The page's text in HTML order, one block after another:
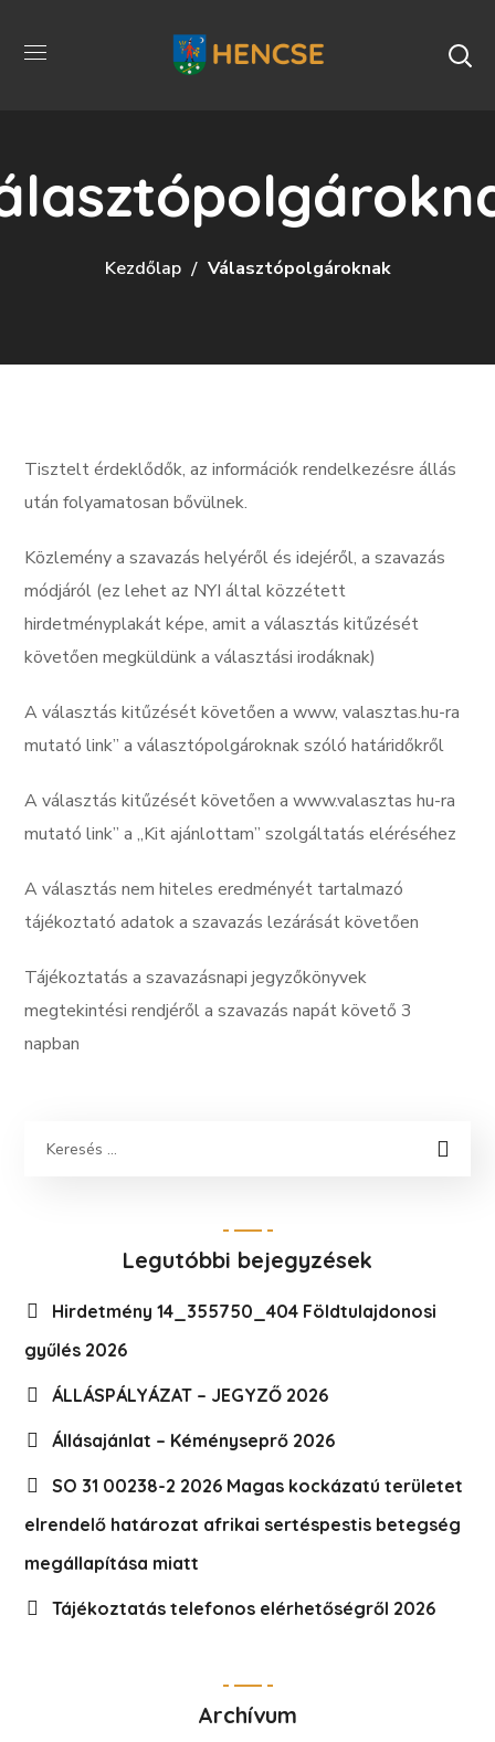
Kezdőlap Választópolgároknak
Tisztelt érdeklődők, az információk rendelkezésre állás
után folyamatosan bővülnek.
Közlemény a szavazás helyéről és idejéről, a szavazás
módjáról (ez lehet az NYI által közzétett
hirdetményplakát képe, amit a választás kitűzését
követően megküldünk a választási irodáknak)
A választás kitűzését követően a www, valasztas.hu-ra
mutató link” a választópolgároknak szóló határidőkről
A választás kitűzését követően a www.valasztas hu-ra
mutató link” a ,,Kit ajánlottam” szolgáltatás eléréséhez
A választás nem hiteles eredményét tartalmazó
tájékoztató adatok a szavazás lezárását követően
Tájékoztatás a szavazásnapi jegyzőkönyvek
megtekintési rendjéről a szavazás napát követő 3
napban
Legutóbbi bejegyzések
Hirdetmény 14_355750_404 Földtulajdonosi
gyűlés 2026
ÁLLÁSPÁLYÁZAT – JEGYZŐ 2026
Állásajánlat – Kéményseprő 2026
SO 31 00238-2 2026 Magas kockázatú területet
elrendelő határozat afrikai sertéspestis betegség
megállapítása miatt
Tájékoztatás telefonos elérhetőségről 2026
Archívum